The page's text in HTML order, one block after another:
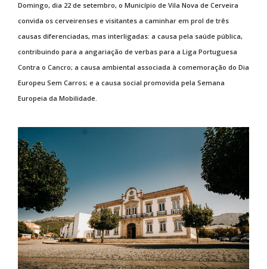
Domingo, dia 22 de setembro, o Município de Vila Nova de Cerveira
convida os cerveirenses e visitantes a caminhar em prol de três
causas diferenciadas, mas interligadas: a causa pela saúde pública,
contribuindo para a angariação de verbas para a Liga Portuguesa
Contra o Cancro; a causa ambiental associada à comemoração do Dia
Europeu Sem Carros; e a causa social promovida pela Semana
Europeia da Mobilidade.